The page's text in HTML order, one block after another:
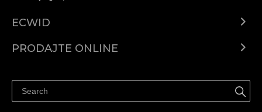
ECWID
PRODAJTE ONLINE